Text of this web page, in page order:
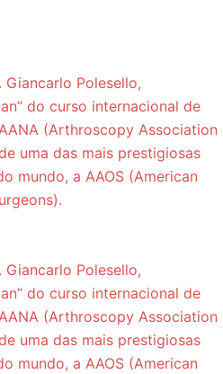
Polesello,
do curso internacional de
(Arthroscopy Association
uma das mais prestigiosas
mundo, a AAOS (American
Polesello,
do curso internacional de
(Arthroscopy Association
uma das mais prestigiosas
mundo, a AAOS (American